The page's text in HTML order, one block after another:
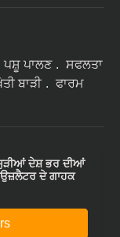
ਪਸ਼ੂ ਪਾਲਣ
ਸਫਲਤਾ
ਬਾੜੀ
ਫਾਰਮ
ਜੁੜੀਆਂ ਦੇਸ਼ ਭਰ ਦੀਆਂ
ਦੇ ਗਾਹਕ